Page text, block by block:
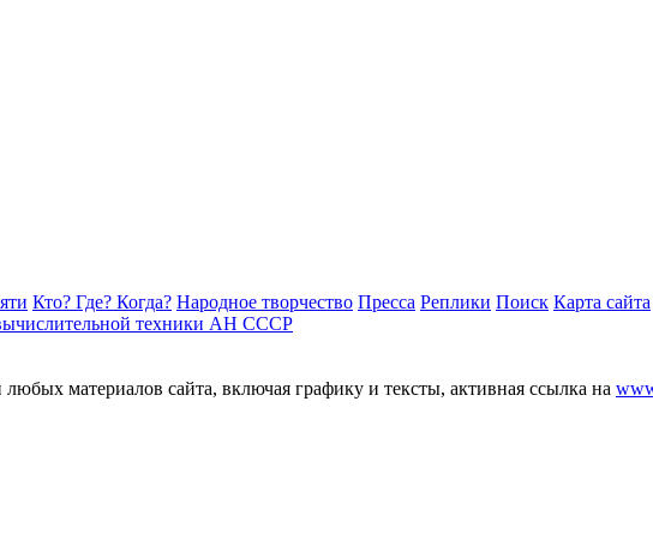
Кто? Где? Когда? Народное творчество Пресса Реплики Поиск Карта сайта
техники АН СССР
материалов сайта, включая графику и тексты, активная ссылка на